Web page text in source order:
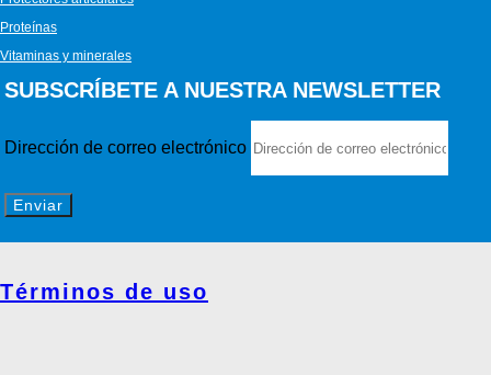
Proteínas
Vitaminas y minerales
SUBSCRÍBETE A NUESTRA NEWSLETTER
Dirección de correo electrónico
Enviar
Términos de uso